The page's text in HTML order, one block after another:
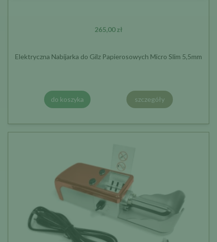
265,00 zł
Elektryczna Nabijarka do Gilz Papierosowych Micro Slim 5,5mm
do koszyka szczegóły